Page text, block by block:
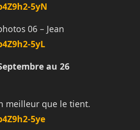
5yN
06 – Jean
5yL
au 26
meilleur que le tient.
5ye